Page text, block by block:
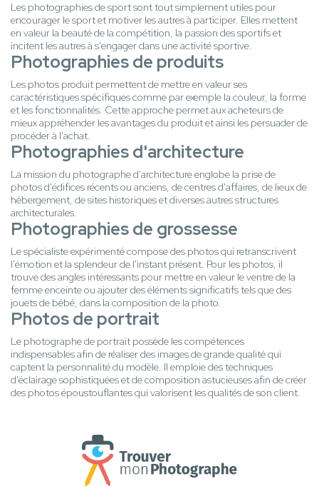
Les photographies de sport sont tout simplement utiles pour
encourager le sport et motiver les autres à participer. Elles mettent
en valeur la beauté de la compétition, la passion des sportifs et
incitent les autres à s'engager dans une activité sportive.
Photographies de produits
Les photos produit permettent de mettre en valeur ses
caractéristiques spécifiques comme par exemple la couleur, la forme
et les fonctionnalités. Cette approche permet aux acheteurs de
mieux appréhender les avantages du produit et ainsi les persuader de
procéder à l'achat.
Photographies d'architecture
La mission du photographe d'architecture englobe la prise de
photos d'édifices récents ou anciens, de centres d'affaires, de lieux de
hébergement, de sites historiques et diverses autres structures
architecturales.
Photographies de grossesse
Le spécialiste expérimenté compose des photos qui retranscrivent
l'émotion et la splendeur de l'instant présent. Pour les photos, il
trouve des angles intéressants pour mettre en valeur le ventre de la
femme enceinte ou ajouter des éléments significatifs tels que des
jouets de bébé, dans la composition de la photo.
Photos de portrait
Le photographe de portrait possède les compétences
indispensables afin de réaliser des images de grande qualité qui
captent la personnalité du modèle. Il emploie des techniques
d'éclairage sophistiquées et de composition astucieuses afin de créer
des photos époustouflantes qui valorisent les qualités de son client.